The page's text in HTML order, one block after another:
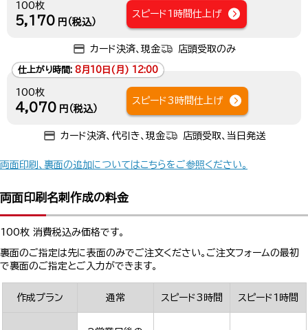
100枚
5,170 円（税込）
スピード1時間仕上げ
カード決済、現金 店頭受取のみ
仕上がり時間: 8月10日(月) 12:00
100枚
4,070 円（税込）
スピード3時間仕上げ
カード決済、代引き、現金 店頭受取、当日発送
両面印刷、裏面の追加についてはこちらをご参照ください。
両面印刷名刺作成の料金
100枚 消費税込み価格です。
裏面のご指定は先に表面のみでご注文ください。ご注文フォームの最初
で裏面のご指定とご入力ができます。
作成プラン 通常 スピード3時間 スピード1時間